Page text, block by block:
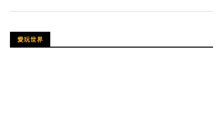
愛玩世界
[冰島自由行] 2026年追極光實用攻略 (月份｜拍攝
方法｜極光指數)